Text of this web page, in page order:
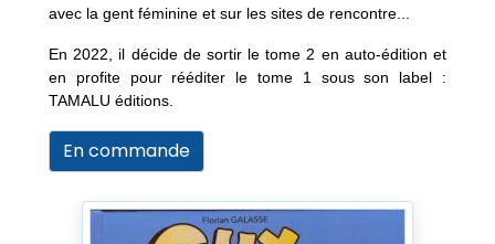
avec la gent féminine et sur les sites de rencontre...
En 2022, il décide de sortir le tome 2 en auto-édition et
en profite pour rééditer le tome 1 sous son label :
TAMALU éditions.
En commande